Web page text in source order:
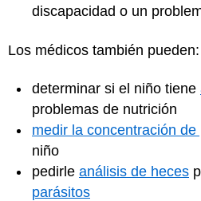
discapacidad o un
Los médicos también pueden:
determinar si el niño tiene
problemas de nutrición
medir la concentración de
niño
pedirle análisis de heces
parásitos